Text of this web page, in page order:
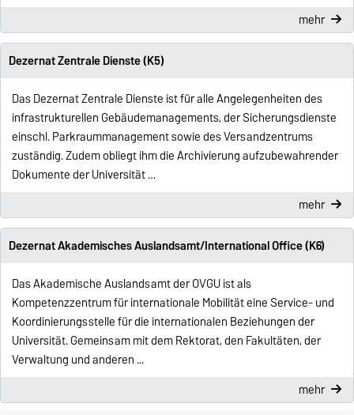
mehr
Dezernat Zentrale Dienste (K5)
Das Dezernat Zentrale Dienste ist für alle Angelegenheiten des
infrastrukturellen Gebäudemanagements, der Sicherungsdienste
einschl. Parkraummanagement sowie des Versandzentrums
zuständig. Zudem obliegt ihm die Archivierung aufzubewahrender
Dokumente der Universität …
mehr
Dezernat Akademisches Auslandsamt/International Office (K6)
Das Akademische Auslandsamt der OVGU ist als
Kompetenzzentrum für internationale Mobilität eine Service- und
Koordinierungsstelle für die internationalen Beziehungen der
Universität. Gemeinsam mit dem Rektorat, den Fakultäten, der
Verwaltung und anderen ...
mehr